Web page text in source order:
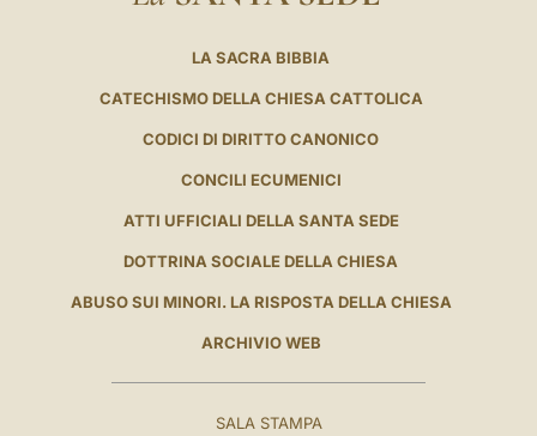
LA SACRA BIBBIA
CATECHISMO DELLA CHIESA CATTOLICA
CODICI DI DIRITTO CANONICO
CONCILI ECUMENICI
ATTI UFFICIALI DELLA SANTA SEDE
DOTTRINA SOCIALE DELLA CHIESA
ABUSO SUI MINORI. LA RISPOSTA DELLA CHIESA
ARCHIVIO WEB
SALA STAMPA